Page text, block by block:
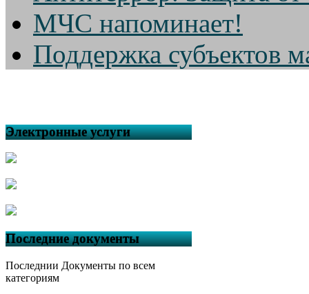
МЧС напоминает!
Поддержка субъектов
Электронные услуги
Последние документы
Последнии Документы по всем
категориям